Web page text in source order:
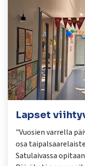
Lapset
"Vuosien varrella
osa
Satulaivassa